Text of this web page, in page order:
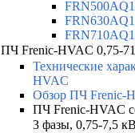
ПЧ Frenic-HVAC 0,75-
Технические
HVAC
Обзор ПЧ Frenic-
ПЧ Frenic-HVAC
3 фазы, 0,75-7,5